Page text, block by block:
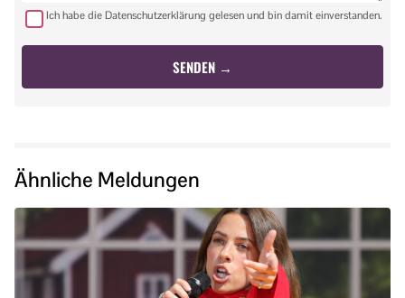
Ich habe die Datenschutzerklärung gelesen und bin damit einverstanden.
Ähnliche Meldungen